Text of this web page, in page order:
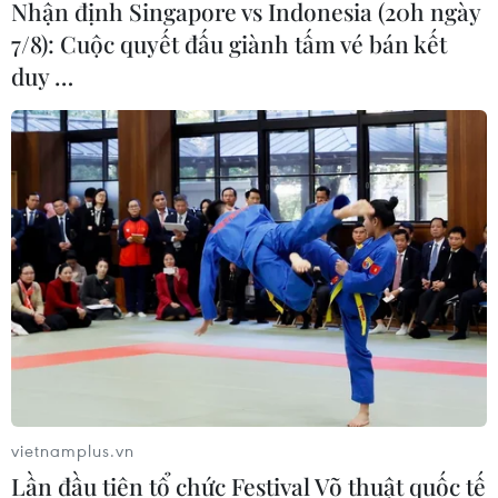
Không được thu thêm tiền của người
bệnh BHYT nếu không khám theo
yêu cầu
05/08/2026 02:26
Bác sỹ vượt biển giữa đêm cứu
thuyền viên người Nga nghi bị đột
quỵ
04/08/2026 13:21
Tháo gỡ "điểm nghẽn" dữ liệu: Bộ Y
Nhận định Singapore vs Indonesia (20h ngày
7/8): Cuộc quyết đấu giành tấm vé bán kết
duy …
vietnamplus.vn
Lần đầu tiên tổ chức Festival Võ thuật quốc tế